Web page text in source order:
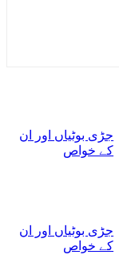
جڑی بوٹیاں اور ان
کے خواص
جڑی بوٹیاں اور ان
کے خواص